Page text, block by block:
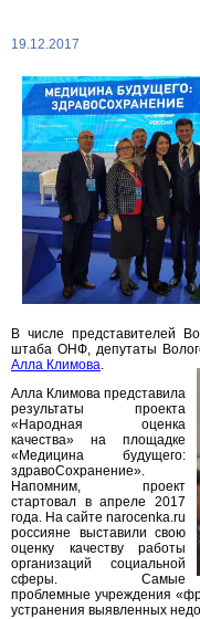
19.12.2017
В числе представителей
штаба ОНФ, депутаты
Алла Климова.
Алла Климова представила
результаты проекта
«Народная оценка
качества» на площадке
«Медицина будущего:
здравоСохранение».
Напомним, проект
стартовал в апреле 2017
года. На сайте narocenka.ru
россияне выставили свою
оценку качеству работы
организаций социальной
сферы. Самые
проблемные учреждения
устранения выявленных